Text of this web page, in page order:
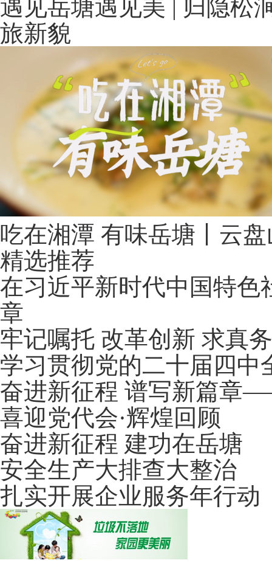
遇见岳塘遇见美 | 归隐松
旅新貌
吃在湘潭 有味岳塘丨云
精选推荐
在习近平新时代中国特
章
牢记嘱托 改革创新 求真
学习贯彻党的二十届四中
奋进新征程 谱写新篇章
喜迎党代会·辉煌回顾
奋进新征程 建功在岳塘
安全生产大排查大整治
扎实开展企业服务年行动